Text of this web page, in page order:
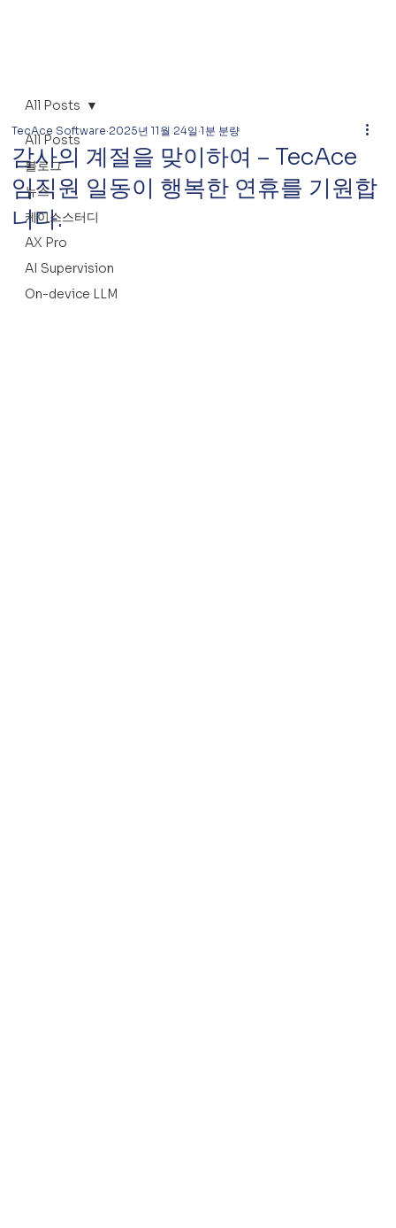
All Posts
블로그
뉴스
케이스스터디
AX Pro
AI Supervision
On-device LLM
All Posts
감사의 계절을 맞이하여 – TecAce
임직원 일동이 행복한 연휴를 기원합
니다.
TecAce Software 2025년 11월 24일 1분 분량